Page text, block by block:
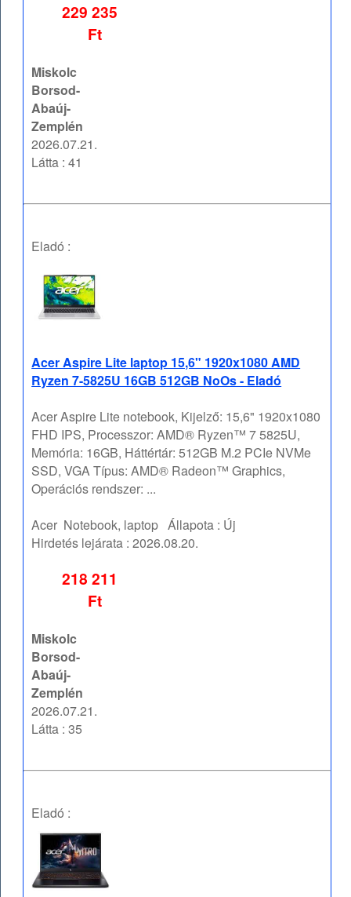
229 235
Ft
Miskolc
Borsod-
Abaúj-
Zemplén
2026.07.21.
Látta : 41
Eladó :
Acer Aspire Lite laptop 15,6" 1920x1080 AMD
Ryzen 7-5825U 16GB 512GB NoOs - Eladó
Acer Aspire Lite notebook, Kijelző: 15,6" 1920x1080
FHD IPS, Processzor: AMD® Ryzen™ 7 5825U,
Memória: 16GB, Háttértár: 512GB M.2 PCIe NVMe
SSD, VGA Típus: AMD® Radeon™ Graphics,
Operációs rendszer: ...
Acer Notebook, laptop Állapota : Új
Hirdetés lejárata :2026.08.20.
218 211
Ft
Miskolc
Borsod-
Abaúj-
Zemplén
2026.07.21.
Látta : 35
Eladó :